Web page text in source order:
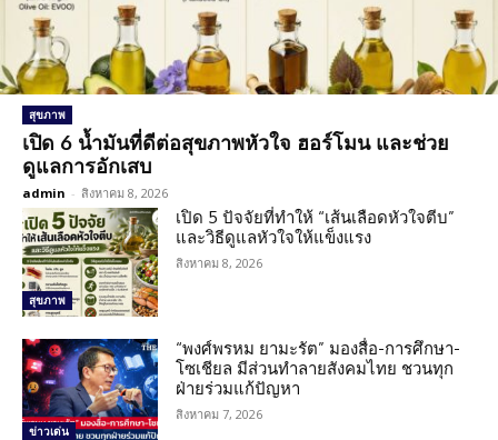
สุขภาพ
เปิด 6 น้ำมันที่ดีต่อสุขภาพหัวใจ ฮอร์โมน และช่วย
ดูแลการอักเสบ
admin - สิงหาคม 8, 2026
สุขภาพ
เปิด 5 ปัจจัยที่ทำให้ “เส้นเลือดหัวใจตีบ”
และวิธีดูแลหัวใจให้แข็งแรง
สิงหาคม 8, 2026
ข่าวเด่น
“พงศ์พรหม ยามะรัต” มองสื่อ-การศึกษา-
โซเชียล มีส่วนทำลายสังคมไทย ชวนทุก
ฝ่ายร่วมแก้ปัญหา
สิงหาคม 7, 2026